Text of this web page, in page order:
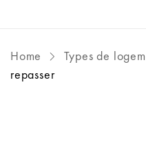
Home Types de
repasser